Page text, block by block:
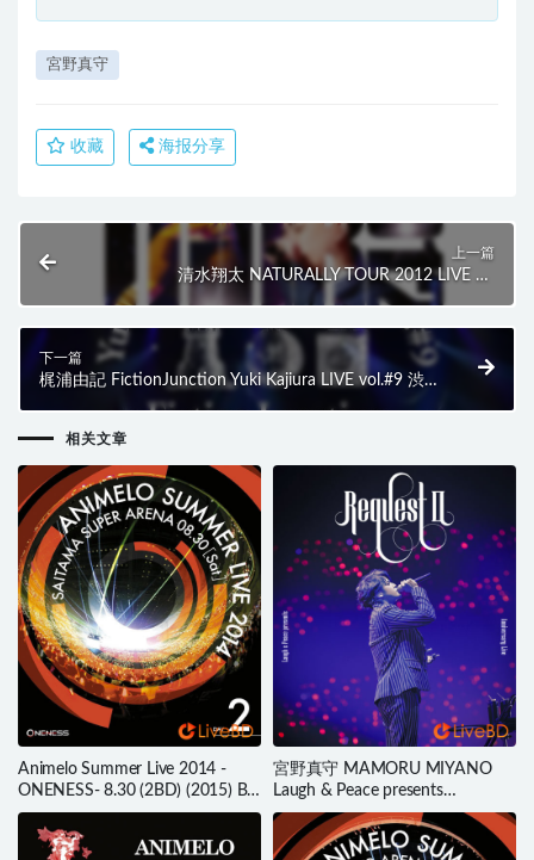
宮野真守
收藏 海报分享
上一篇
清水翔太 NATURALLY TOUR 2012 LIVE AT
BUDOKAN (2BD) (2013) BD蓝光原盘 39.6G
下一篇
梶浦由記 FictionJunction Yuki Kajiura LIVE vol.#9 渋
公Special (2013) BD蓝光原盘 44.1G
相关文章
Animelo Summer Live 2014 -
ONENESS- 8.30 (2BD) (2015) BD
蓝光原盘 75.9G
宮野真守 MAMORU MIYANO
Laugh & Peace presents
Anniversary Live Request II
(2019) BD蓝光原盘 41.3G